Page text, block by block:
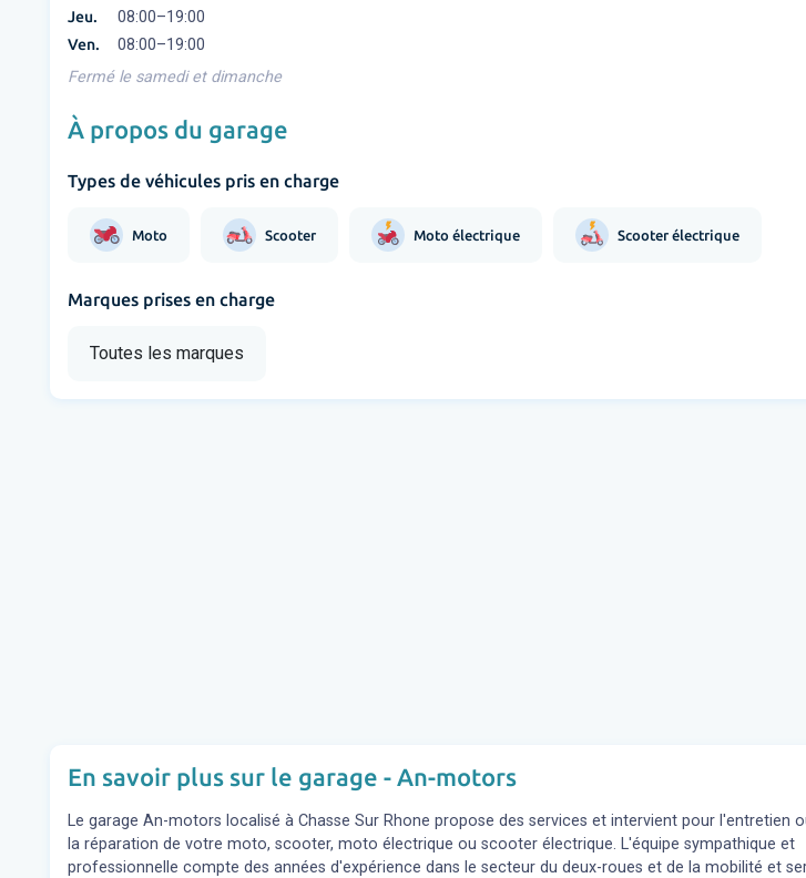
Jeu. 08:00–19:00
Ven.
08:00–19:00
Fermé le samedi et dimanche
À propos du garage
Types de véhicules pris en charge
Moto Scooter Moto électrique Scooter électrique
Marques prises en charge
Toutes les marques
En savoir plus sur le garage - An-motors
Le garage An-motors localisé à Chasse Sur Rhone propose des services et intervient pour l'entretien
la réparation de votre moto, scooter, moto électrique ou scooter électrique. L'équipe sympathique et
professionnelle compte des années d'expérience dans le secteur du deux-roues et de la mobilité et